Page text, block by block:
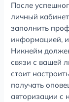
После
личный
заполнить
информацией,
Никнейм
связи с вашей
стоит
получать
авторизации с